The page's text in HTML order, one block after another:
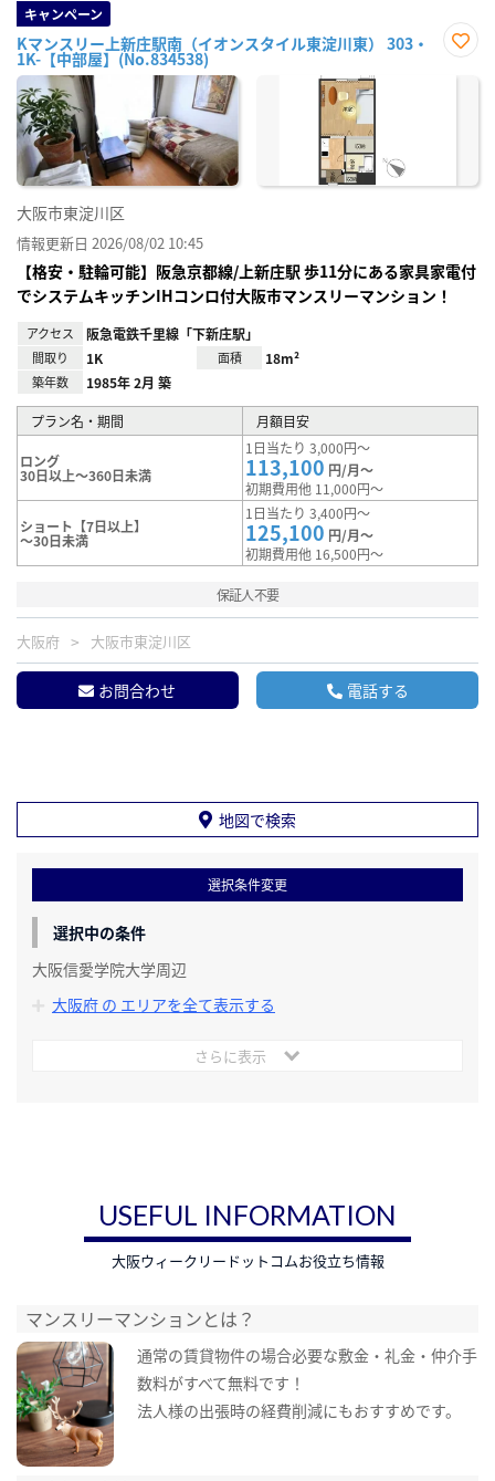
キャンペーン
Kマンスリー上新庄駅南（イオンスタイル東淀川東） 303・
1K-【中部屋】(No.834538)
に入
大阪市東淀川区
情報更新日 2026/08/02 10:45
【格安・駐輪可能】阪急京都線/上新庄駅 歩11分にある家具家電付
でシステムキッチンIHコンロ付大阪市マンスリーマンション！
アクセス 阪急電鉄千里線「下新庄駅」
間取り 1K 面積 18m²
築年数 1985年 2月 築
プラン名・期間 月額目安
ロング
30日以上～360日未満
1日当たり 3,000円～
113,100 円/月～
初期費用他 11,000円～
ショート【7日以上】
～30日未満
1日当たり 3,400円～
125,100 円/月～
初期費用他 16,500円～
保証人不要
大阪府 大阪市東淀川区
お問合わせ 電話する
地図で検索
選択条件変更
選択中の条件
大阪信愛学院大学周辺
大阪府 の エリアを全て表示する
さらに表示
USEFUL INFORMATION
大阪ウィークリードットコムお役立ち情報
マンスリーマンションとは？
通常の賃貸物件の場合必要な敷金・礼金・仲介手
数料がすべて無料です！
法人様の出張時の経費削減にもおすすめです。